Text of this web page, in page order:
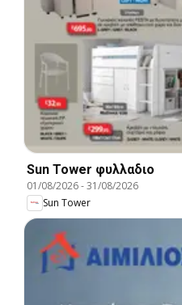
Sun Tower φυλλαδιο
01/08/2026-31/08/2026
Sun Tower